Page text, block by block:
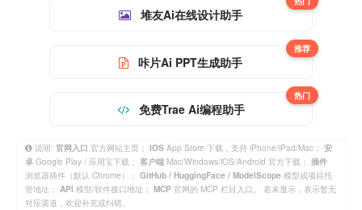
堆友Ai在线设计助手
咔片Ai PPT生成助手
推荐
免费Trae Ai编程助手
热门
说明: 官网入口 官方网站主页； IOS App Store 下载，支持 iPhone/iPad/Mac； 安
卓 Google Play / 应用宝下载； 客户端 Mac/Windows/iOS/Android 官方下载； 插件
浏览器插件（默认 Chrome）； GitHub / HuggingFace / ModelScope 模型或项目托
管地址； API 模型/软件接口地址； MCP 官网的 MCP 栏目入口。 若未显示，表示暂无
对应渠道，欢迎补充或纠错。